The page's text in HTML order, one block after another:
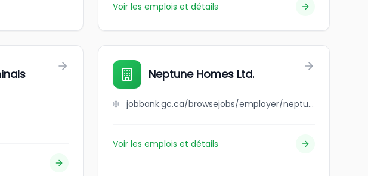
Voir les emplois et détails
Neptune Homes Ltd.
jobbank.gc.ca/browsejobs/employer/neptune+homes+ltd./ca
Voir les emplois et détails